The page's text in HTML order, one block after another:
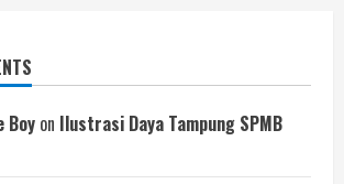
Boy on Ilustrasi Daya Tampung SPMB